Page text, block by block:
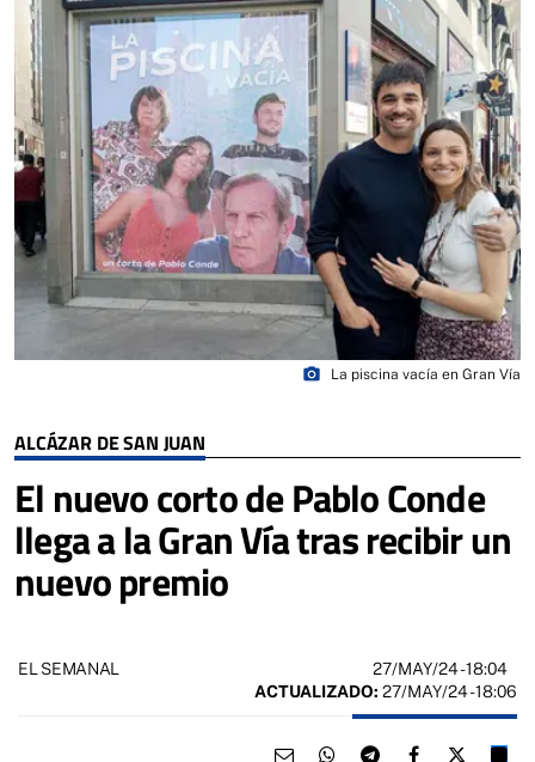
ALCÁZAR DE SAN JUAN
El nuevo corto de Pablo Conde
llega a la Gran Vía tras recibir un
nuevo premio
photo_camera La piscina vacía en Gran Vía
EL SEMANAL 27/MAY/24- 18:04
ACTUALIZADO: 27/MAY/24 - 18:06